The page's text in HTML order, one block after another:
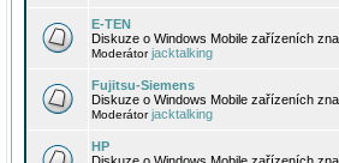
E-TEN
Diskuze o Windows Mobile zařízeních
Moderátorjacktalking
Fujitsu-Siemens
Diskuze o Windows Mobile zařízeních
Moderátorjacktalking
HP